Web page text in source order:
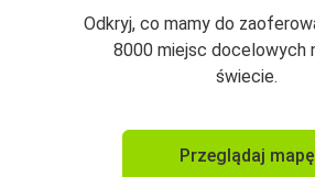
Odkryj, co mamy do
8000 miejsc docelowych
świecie.
Przeglądaj mapę